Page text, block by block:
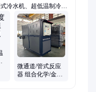
冷水机、超低温制冷设
风冷式冷水机组、测试
反应釜配套控温设备、
、冷却机、化工用防爆
气体制冷机组、环保型
、生物制造制冷机组、
新材料行业用制冷机组
微通道/管式反应
器 组合化学/金属